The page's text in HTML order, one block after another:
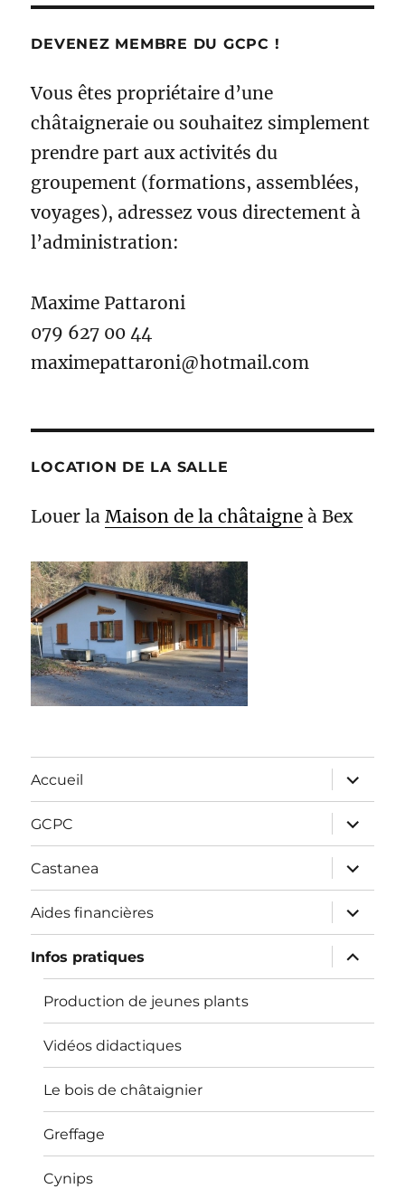
DEVENEZ MEMBRE DU GCPC !
Vous êtes propriétaire d’une
châtaigneraie ou souhaitez simplement
prendre part aux activités du
groupement (formations, assemblées,
voyages), adressez vous directement à
l’administration:
Maxime Pattaroni
079 627 00 44
maximepattaroni@hotmail.com
LOCATION DE LA SALLE
Louer la Maison de la châtaigne à Bex
Accueil
ouvrir
le
sous-
menu
GCPC
ouvrir
le
sous-
menu
Castanea
ouvrir
le
sous-
menu
Aides financières
ouvrir
le
sous-
menu
Infos pratiques
ouvrir
le
sous-
Production de jeunes plants
Vidéos didactiques
Le bois de châtaignier
Greffage
Cynips